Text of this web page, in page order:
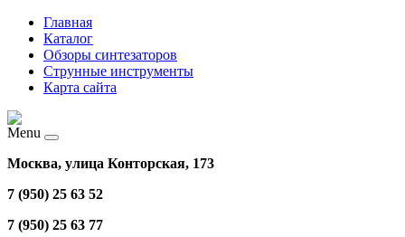
Главная
Каталог
Обзоры синтезаторов
Струнные инструменты
Карта сайта
Menu
Москва, улица Конторская, 173
7 (950) 25 63 52
7 (950) 25 63 77